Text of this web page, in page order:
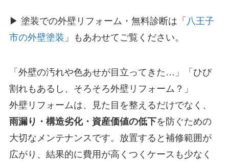
▶ 塗装での外壁リフォーム・無料診断は「 八王子
市の外壁塗装 」もあわせてご覧ください。
「外壁の汚れや色あせが目立ってきた…」「ひび
割れもあるし、そろそろ外壁リフォーム？」
外壁リフォームは、見た目を整えるだけでなく、
雨漏り・構造劣化・資産価値の低下を防ぐための
大切なメンテナンスです。放置すると補修範囲が
広がり、結果的に費用が高くつくケースも少なく